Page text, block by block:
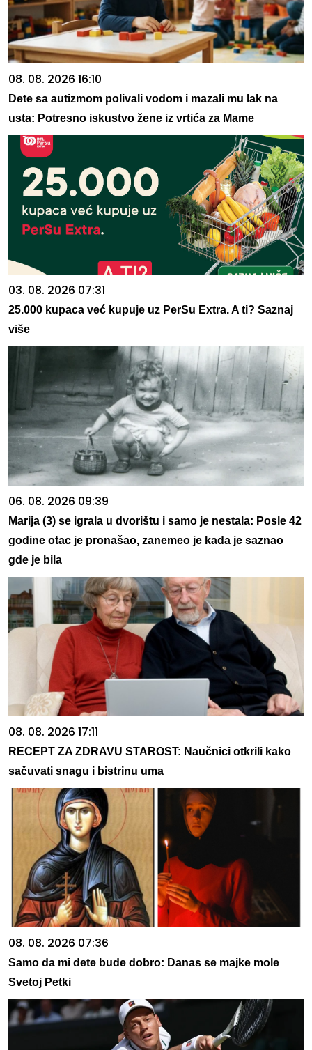
08. 08. 2026 16:10
Dete sa autizmom polivali vodom i mazali mu lak na
usta: Potresno iskustvo žene iz vrtića za Mame
03. 08. 2026 07:31
25.000 kupaca već kupuje uz PerSu Extra. A ti? Saznaj
više
06. 08. 2026 09:39
Marija (3) se igrala u dvorištu i samo je nestala: Posle 42
godine otac je pronašao, zanemeo je kada je saznao
gde je bila
08. 08. 2026 17:11
RECEPT ZA ZDRAVU STAROST: Naučnici otkrili kako
sačuvati snagu i bistrinu uma
08. 08. 2026 07:36
Samo da mi dete bude dobro: Danas se majke mole
Svetoj Petki